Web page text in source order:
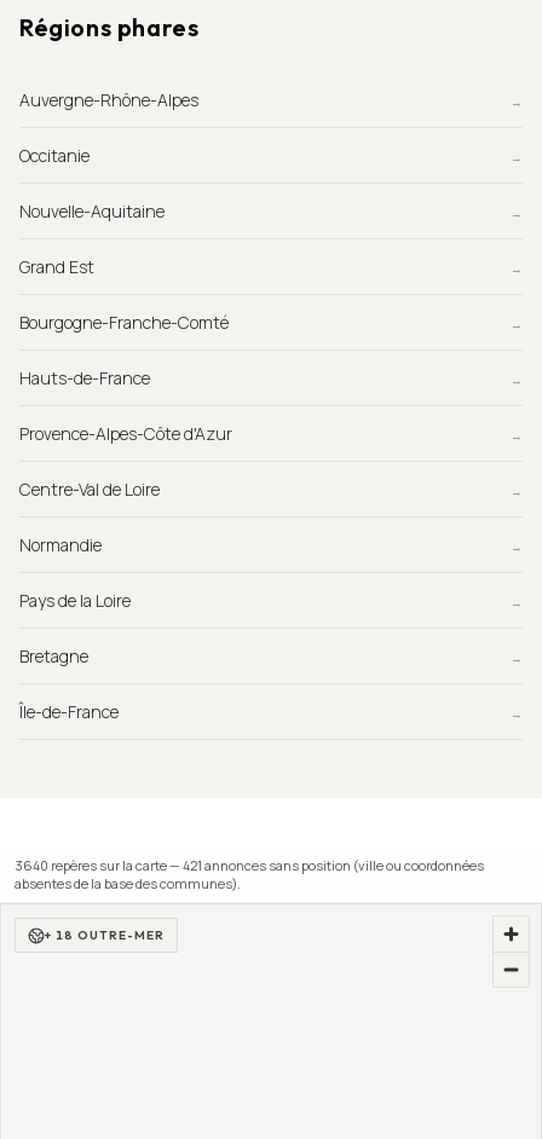
Régions phares
Auvergne-Rhône-Alpes →
Occitanie →
Nouvelle-Aquitaine →
Grand Est →
Bourgogne-Franche-Comté →
Hauts-de-France →
Provence-Alpes-Côte d'Azur →
Centre-Val de Loire →
Normandie →
Pays de la Loire →
Bretagne →
Île-de-France →
3640 repères sur la carte — 421 annonces sans position (ville ou coordonnées
absentes de la base des communes).
+ 18 OUTRE-MER